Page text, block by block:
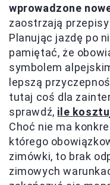
wprowadzone
zaostrzają
Planując jazdę po
pamiętać, że
symbolem
lepszą
tutaj coś dla
sprawdź, ile
Choć nie ma
którego
zimówki, to brak
zimowych